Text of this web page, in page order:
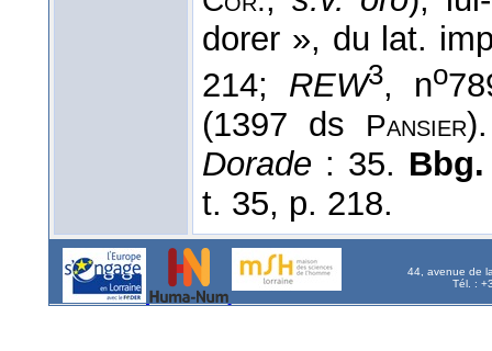
dorer », du lat.
214; REW3, no
(1397 ds
Pansier
Dorade : 35. Bbg.
t. 35, p. 218.
44, avenue de
Tél. :